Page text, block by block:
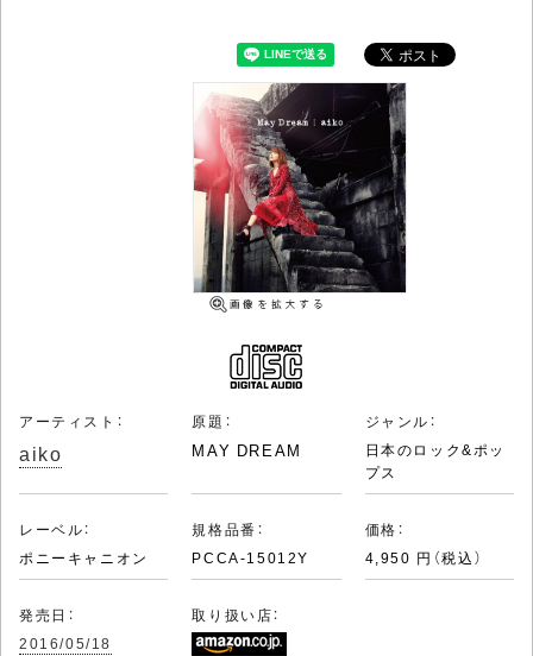
アーティスト：
aiko
原題：
MAY DREAM
ジャンル：
日本のロック&ポッ
プス
レーベル：
ポニーキャニオン
規格品番：
PCCA-15012Y
価格：
4,950 円（税込）
発売日：
2016/05/18
取り扱い店：